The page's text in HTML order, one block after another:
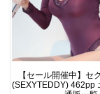
【セール開催中】セ
(SEXYTEDDY) 462pp